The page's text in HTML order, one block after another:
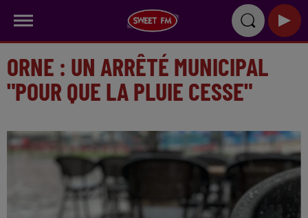
ORNE : UN ARRÊTÉ MUNICIPAL
"POUR QUE LA PLUIE CESSE"